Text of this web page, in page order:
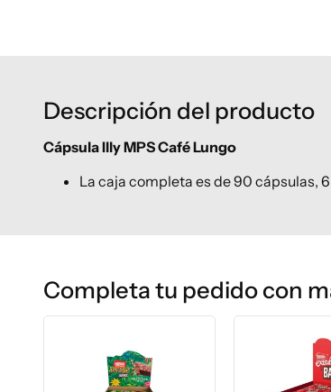
Descripción del producto
Cápsula Illy MPS Café Lungo
La caja completa es de 90 cápsulas,
Completa tu pedido con